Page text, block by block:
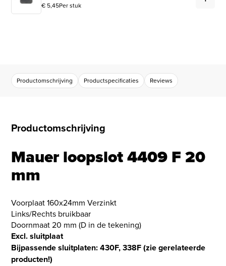
€ 5,45Per stuk
Productomschrijving Productspecificaties Reviews
Productomschrijving
Mauer loopslot 4409 F 20
mm
Voorplaat 160x24mm Verzinkt
Links/Rechts bruikbaar
Doornmaat 20 mm (D in de tekening)
Excl. sluitplaat
Bijpassende sluitplaten: 430F, 338F (zie gerelateerde
producten!)